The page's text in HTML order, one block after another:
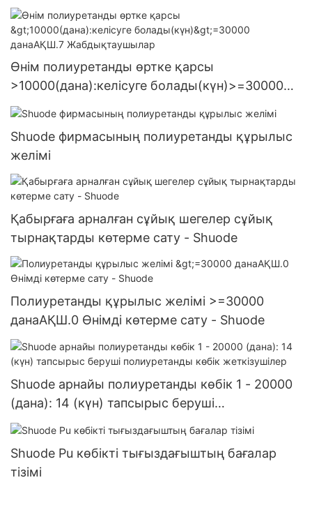
Өнім полиуретанды өртке қарсы
>10000(дана):келісуге болады(күн)>=30000
данаАҚШ.7 Жабдықтаушылар
Shuode фирмасының полиуретанды құрылыс
желімі
Қабырғаға арналған сұйық шегелер сұйық
тырнақтарды көтерме сату - Shuode
Полиуретанды құрылыс желімі >=30000
данаАҚШ.0 Өнімді көтерме сату - Shuode
Shuode арнайы полиуретанды көбік 1 - 20000
(дана): 14 (күн) тапсырыс беруші
полиуретанды көбік жеткізушілер
Shuode Pu көбікті тығыздағыштың бағалар
тізімі